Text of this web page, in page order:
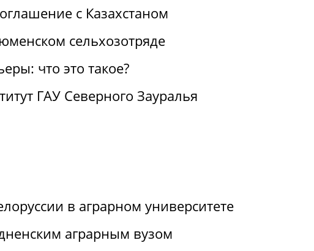
с Казахстаном
сельхозотряде
что это такое?
ГАУ Северного Зауралья
в аграрном университете
аграрным вузом